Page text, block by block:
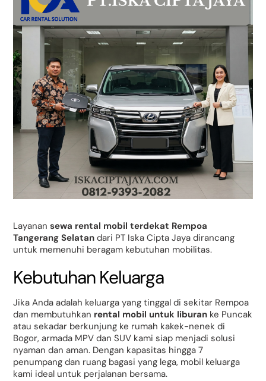
Layanansewa rental mobil terdekat Rempoa
Tangerang Selatan dari PT Iska Cipta Jaya dirancang
untuk memenuhi beragam kebutuhan mobilitas.
Kebutuhan Keluarga
Jika Anda adalah keluarga yang tinggal di sekitar Rempoa
dan membutuhkan rental mobil untuk liburan ke Puncak
atau sekadar berkunjung ke rumah kakek-nenek di
Bogor, armada MPV dan SUV kami siap menjadi solusi
nyaman dan aman. Dengan kapasitas hingga 7
penumpang dan ruang bagasi yang lega, mobil keluarga
kami ideal untuk perjalanan bersama.